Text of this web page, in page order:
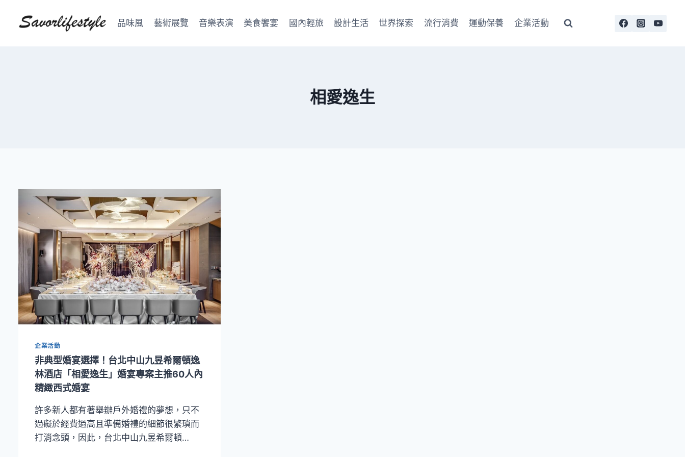
品味風 藝術展覽 音樂表演 美食饗宴 國內輕旅 設計生活 世界探索 流行消費 運動保養 企業活動
相愛逸生
企業活動
非典型婚宴選擇！台北中山九昱希爾頓逸
林酒店「相愛逸生」婚宴專案主推60人內
精緻西式婚宴
許多新人都有著舉辦戶外婚禮的夢想，只不
過礙於經費過高且準備婚禮的細節很繁瑣而
打消念頭，因此，台北中山九昱希爾頓…